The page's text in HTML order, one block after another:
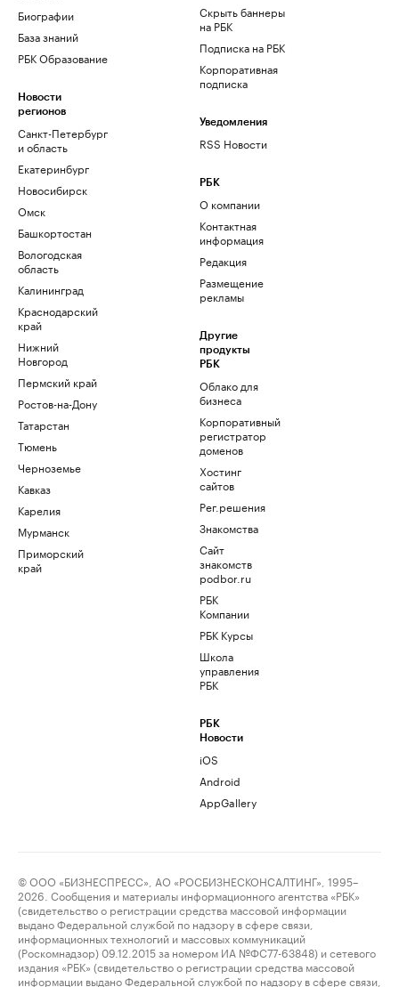
Биографии
База знаний
РБК Образование
Новости
регионов
Санкт-Петербург
и область
Екатеринбург
Новосибирск
Омск
Башкортостан
Вологодская
область
Калининград
Краснодарский
край
Нижний
Новгород
Пермский край
Ростов-на-Дону
Татарстан
Тюмень
Черноземье
Кавказ
Карелия
Мурманск
Приморский
край
Скрыть баннеры
на РБК
Подписка на РБК
Корпоративная
подписка
Уведомления
RSS Новости
РБК
О компании
Контактная
информация
Редакция
Размещение
рекламы
Другие
продукты
РБК
Облако для
бизнеса
Корпоративный
регистратор
доменов
Хостинг
сайтов
Рег.решения
Знакомства
Сайт
знакомств
podbor.ru
РБК
Компании
РБК Курсы
Школа
управления
РБК
РБК
Новости
iOS
Android
AppGallery
© ООО «БИЗНЕСПРЕСС», АО «РОСБИЗНЕСКОНСАЛТИНГ», 1995–
2026. Сообщения и материалы информационного агентства «РБК»
(свидетельство о регистрации средства массовой информации
выдано Федеральной службой по надзору в сфере связи,
информационных технологий и массовых коммуникаций
(Роскомнадзор) 09.12.2015 за номером ИА №ФС77-63848) и сетевого
издания «РБК» (свидетельство о регистрации средства массовой
информации выдано Федеральной службой по надзору в сфере связи,